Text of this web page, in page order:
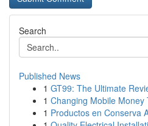
Search
Published News
1 GT99: The Ultimate
1 Changing Mobile Money
1 Productos en Conserva